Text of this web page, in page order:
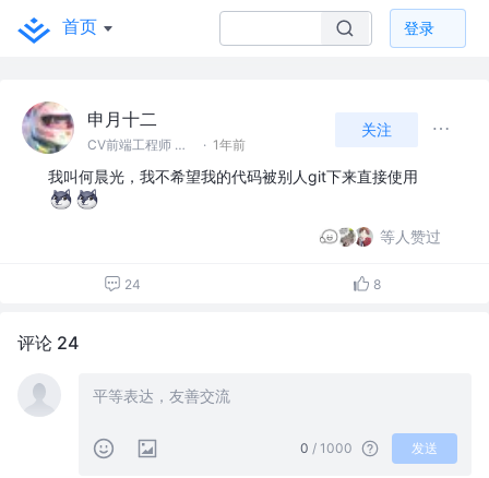
首页 登录
申月十二
CV前端工程师 @**** · 1年前
关注
我叫何晨光，我不希望我的代码被别人git下来直接使用
等人赞过
24 8
评论 24
0 / 1000 发送